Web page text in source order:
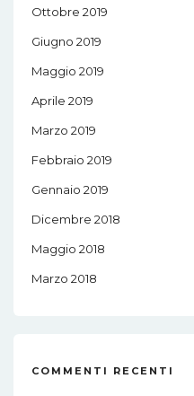
Ottobre 2019
Giugno 2019
Maggio 2019
Aprile 2019
Marzo 2019
Febbraio 2019
Gennaio 2019
Dicembre 2018
Maggio 2018
Marzo 2018
COMMENTI RECENTI